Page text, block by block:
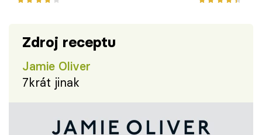
Zdroj receptu
Jamie Oliver
7krát jinak